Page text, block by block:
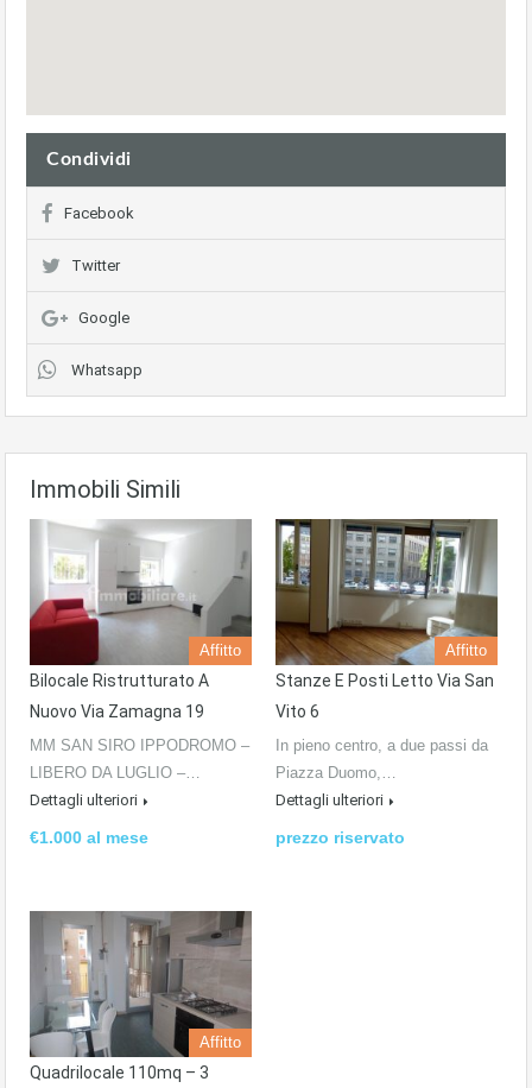
Condividi
Facebook
Twitter
Google
Whatsapp
Immobili Simili
Affitto
Bilocale Ristrutturato A
Nuovo Via Zamagna 19
MM SAN SIRO IPPODROMO –
LIBERO DA LUGLIO –…
Dettagli ulteriori
€1.000 al mese
Affitto
Stanze E Posti Letto Via San
Vito 6
In pieno centro, a due passi da
Piazza Duomo,…
Dettagli ulteriori
prezzo riservato
Affitto
Quadrilocale 110mq – 3